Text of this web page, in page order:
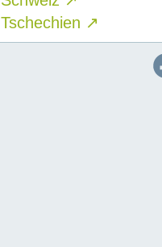
Tschechien ↗